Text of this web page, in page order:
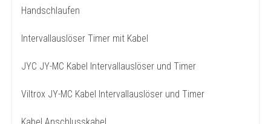
Handschlaufen
Intervallauslöser Timer mit Kabel
JYC JY-MC Kabel Intervallauslöser und Timer
Viltrox JY-MC Kabel Intervallauslöser und Timer